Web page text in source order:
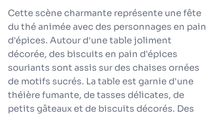
Cette scène charmante représente une fête
du thé animée avec des personnages en pain
d'épices. Autour d'une table joliment
décorée, des biscuits en pain d'épices
souriants sont assis sur des chaises ornées
de motifs sucrés. La table est garnie d'une
théière fumante, de tasses délicates, de
petits gâteaux et de biscuits décorés. Des